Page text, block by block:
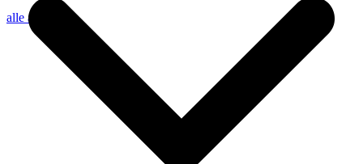
alle anzeigen